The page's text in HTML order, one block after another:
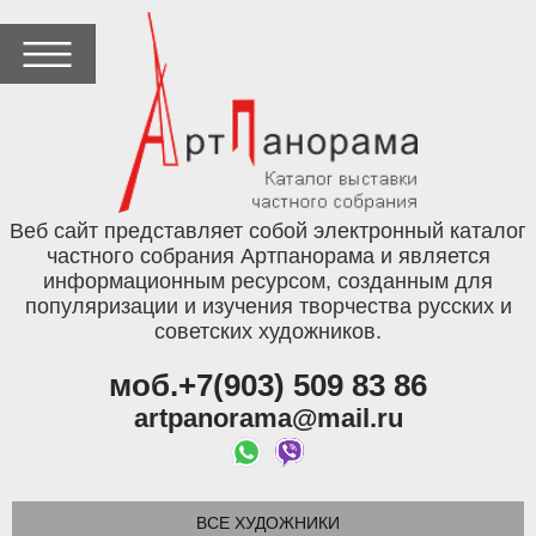
Веб сайт представляет собой электронный каталог
частного собрания Артпанорама и является
информационным ресурсом, созданным для
популяризации и изучения творчества русских и
советских художников.
моб.+7(903) 509 83 86
artpanorama@mail.ru
ВСЕ ХУДОЖНИКИ